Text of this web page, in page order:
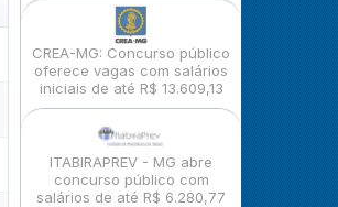
CREA-MG: Concurso público
oferece vagas com salários
iniciais de até R$ 13.609,13
ITABIRAPREV - MG abre
concurso público com
salários de até R$ 6.280,77